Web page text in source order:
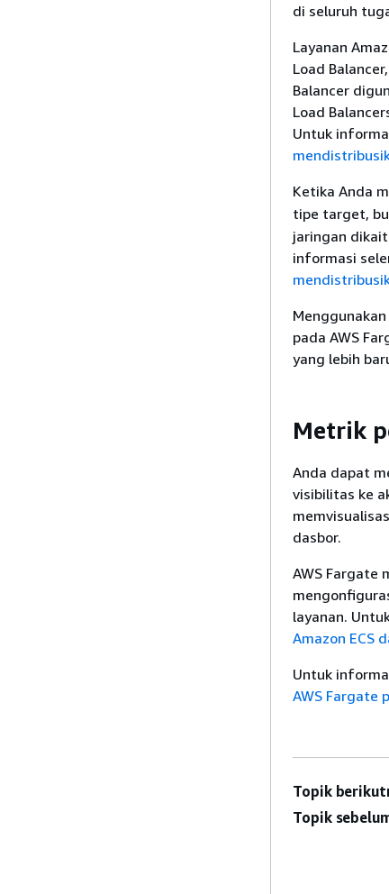
di seluruh
Layanan
Load
Balancer
Load
Untuk
Ketika Anda
tipe target,
jaringan
informasi
pada AWS
yang lebih
Metrik
Anda dapat
visibilitas ke
dasbor.
AWS Fargate
layanan.
Amazon ECS
Untuk
AWS Fargate
Topik
Topik